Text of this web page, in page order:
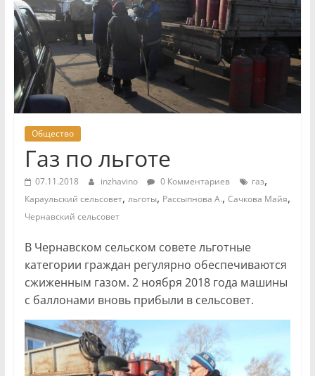
Общество
Газ по льготе
07.11.2018 inzhavino 0 Комментариев газ,
Караульский сельсовет, льготы, Рассыпнова А., Сачкова Майя,
Чернавский сельсовет
В Чернавском сельском совете льготные
категории граждан регулярно обеспечиваются
сжиженным газом. 2 ноября 2018 года машины
с баллонами вновь прибыли в сельсовет.